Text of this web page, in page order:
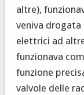
altre),
veniva
elettrici ad
funzionava
funzione
valvole delle